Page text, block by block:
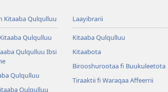
Kitaaba Qulqulluu
Qulqulluu
Qulqulluu Ibsi
Qulqulluu
Qulqulluu
Laayibrarii
Kitaaba Qulqulluu
Kitaabota
Birooshurootaa fi Buukuleetota
Tiraaktii fi Waraqaa Affeerrii